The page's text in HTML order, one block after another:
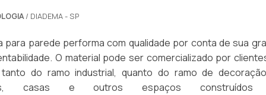
/ DIADEMA - SP
para parede performa com qualidade por conta de sua
O material pode ser comercializado por
do ramo industrial, quanto do ramo de
casas e outros espaços construídos